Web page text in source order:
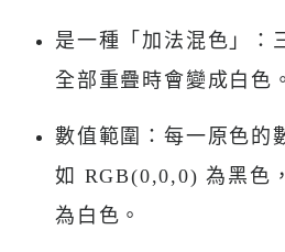
是一種「加法混色」：
全部重疊時會變成白色。
數值範圍：每一原色的
如 RGB(0,0,0) 為黑色
為白色。